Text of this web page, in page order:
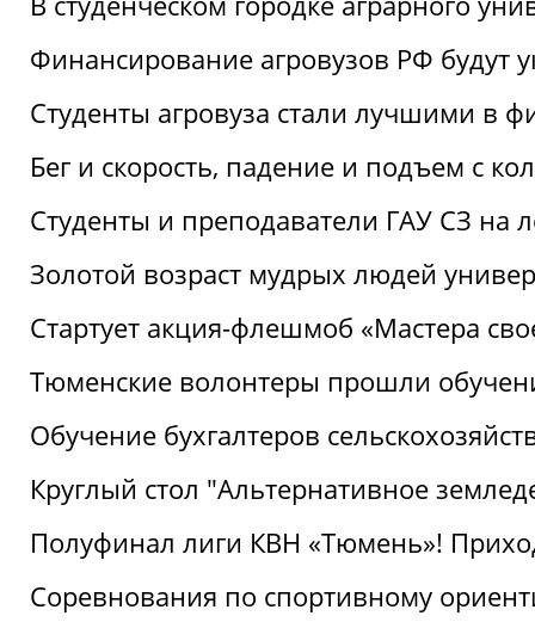
Финансирование агровузов РФ будут
Студенты агровуза стали лучшими в
Бег и скорость, падение и подъем с
Студенты и преподаватели ГАУ СЗ
Золотой возраст мудрых людей
Стартует акция-флешмоб «Мастера
Тюменские волонтеры прошли
Обучение бухгалтеров
Круглый стол "Альтернативное
Полуфинал лиги КВН «Тюмень»!
Соревнования по спортивному